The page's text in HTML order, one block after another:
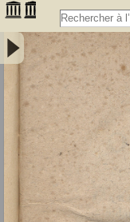
Chimie optomatique ou
aidant le discours, de
symboliques, afin de
composition et de la
Livre premier. Minéraux